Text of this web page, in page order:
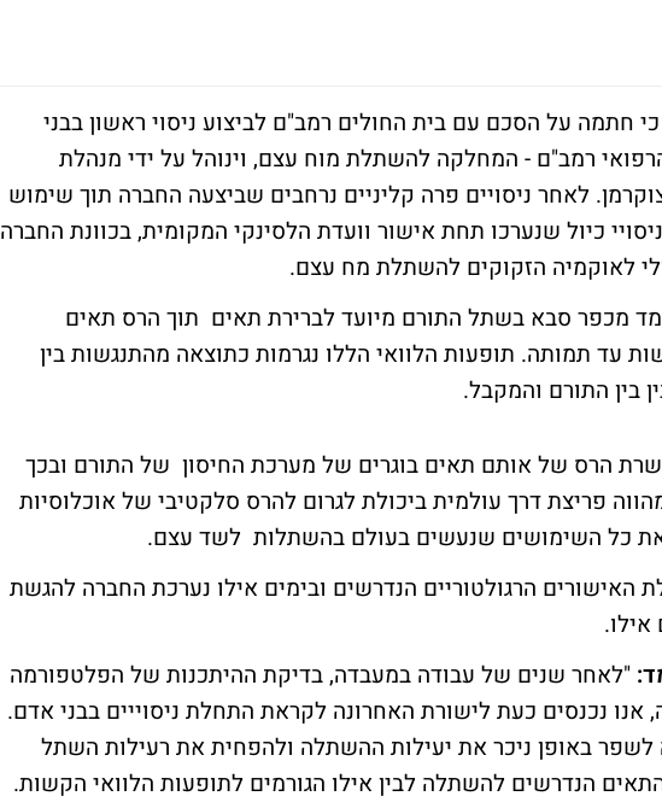
חתמה על הסכם עם בית החולים רמב"ם לביצוע ניסוי ראשון בבני
רמב"ם - המחלקה להשתלת מוח עצם, וינוהל על ידי מנהלת
לאחר ניסויים פרה קליניים נרחבים שביצעה החברה תוך שימוש
כיול שנערכו תחת אישור וועדת הלסינקי המקומית, בכוונת החברה
לאוקמיה הזקוקים להשתלת מח עצם.
מכפר סבא בשתל התורם מיועד לברירת תאים תוך הרס תאים
עד תמותה. תופעות הלוואי הללו נגרמות כתוצאה מהתנגשות בין
בין התורם והמקבל.
הרס של אותם תאים בוגרים של מערכת החיסון של התורם ובכך
פריצת דרך עולמית ביכולת לגרום להרס סלקטיבי של אוכלוסיות
את כל השימושים שנעשים בעולם בהשתלות לשד עצם.
האישורים הרגולטוריים הנדרשים ובימים אילו נערכת החברה להגשת
"לאחר שנים של עבודה במעבדה, בדיקת ההיתכנות של הפלטפורמה
אנו נכנסים כעת לישורת האחרונה לקראת התחלת ניסוייים בבני אדם.
באופן ניכר את יעילות ההשתלה ולהפחית את רעילות השתל
הנדרשים להשתלה לבין אילו הגורמים לתופעות הלוואי הקשות.